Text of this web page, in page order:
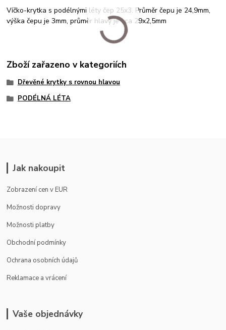
Víčko-krytka s podélnými léty čep 25x3. Průměr čepu je 24,9mm,
výška čepu je 3mm, průměr hlavy je cca 29x2,5mm
Zboží zařazeno v kategoriích
Dřevěné krytky s rovnou hlavou
PODÉLNÁ LÉTA
Jak nakoupit
Zobrazení cen v EUR
Možnosti dopravy
Možnosti platby
Obchodní podmínky
Ochrana osobních údajů
Reklamace a vrácení
Vaše objednávky